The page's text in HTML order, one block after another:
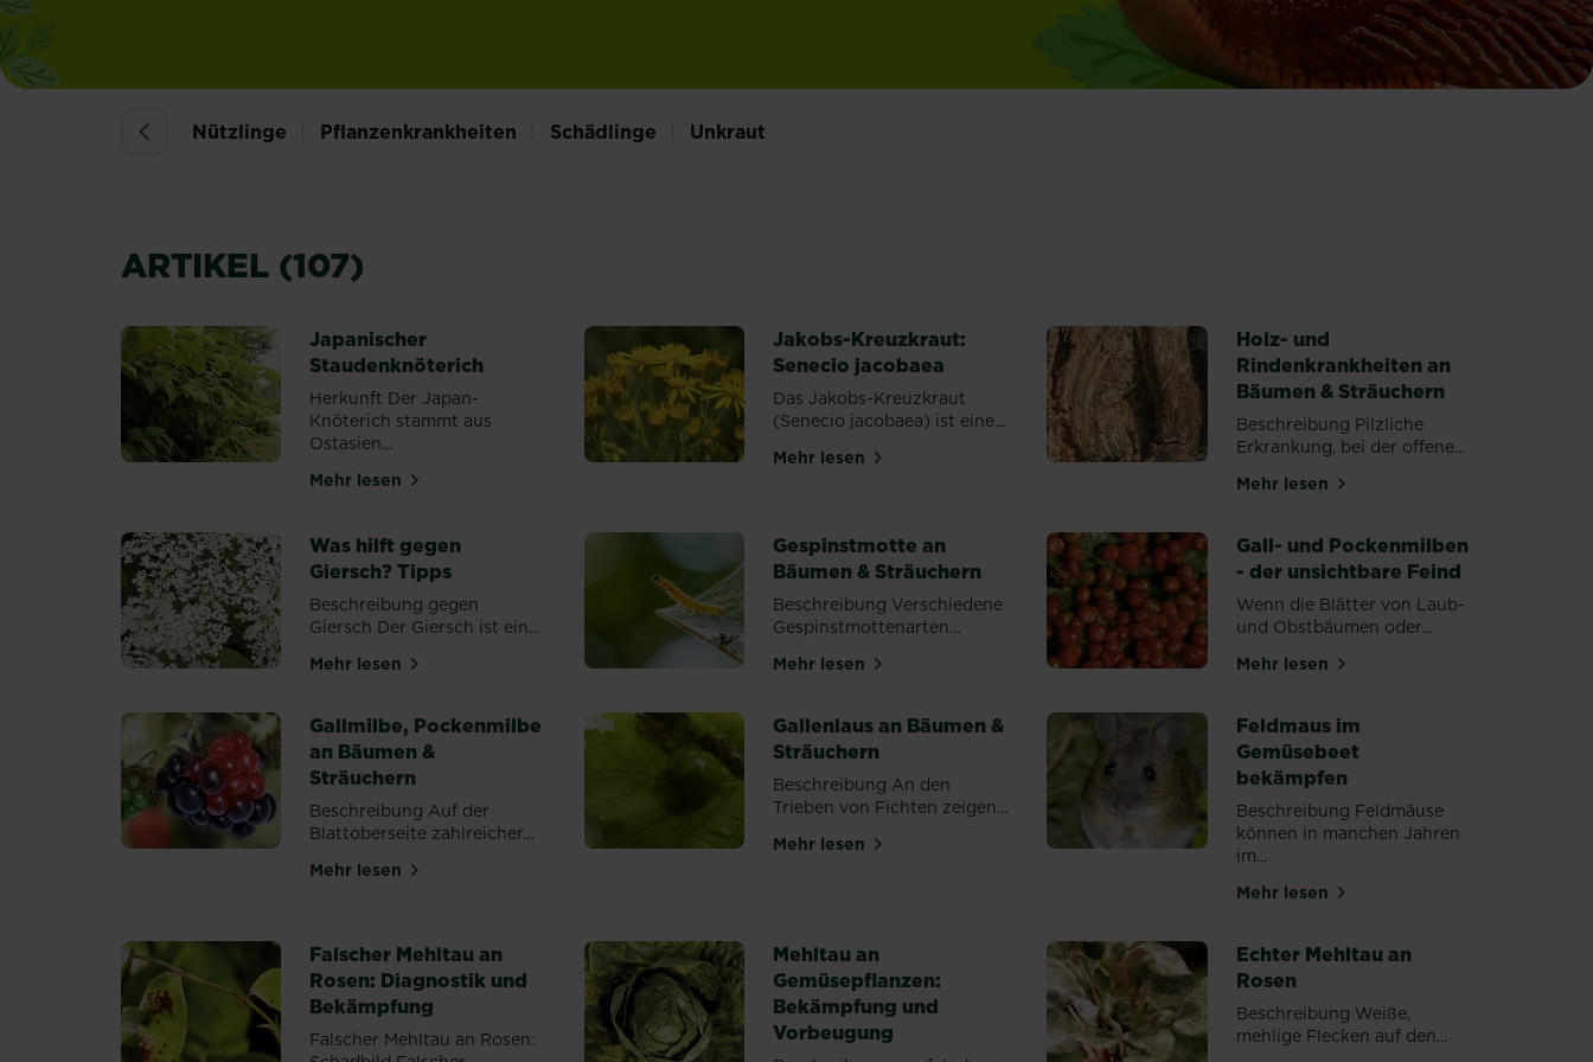
Nützlinge Pflanzenkrankheiten Schädlinge Unkraut
ARTIKEL (107)
Japanischer
Staudenknöterich
Herkunft Der Japan-
Knöterich stammt aus
Ostasien...
Mehr lesenüber Japanischer Staudenknöterich
Jakobs-Kreuzkraut:
Senecio jacobaea
Das Jakobs-Kreuzkraut
(Senecio jacobaea) ist eine...
Mehr lesenüber Jakobs-Kreuzkraut: Senecio jacobaea
Holz- und
Rindenkrankheiten an
Bäumen & Sträuchern
Beschreibung Pilzliche
Erkrankung, bei der offene...
Mehr lesenüber Holz- und Rindenkrankheiten
Was hilft gegen
Giersch? Tipps
Beschreibung gegen
Giersch Der Giersch ist ein...
Mehr lesenüber Was hilft gegen Giersch? Tipps
Gespinstmotte an
Bäumen & Sträuchern
Beschreibung Verschiedene
Gespinstmottenarten...
Mehr lesenüber Gespinstmotte an Bäumen & Sträuchern
Gall- und Pockenmilben
- der unsichtbare Feind
Wenn die Blätter von Laub-
und Obstbäumen oder...
Mehr lesenüber Gall- und Pockenmilben - der
Gallmilbe, Pockenmilbe
an Bäumen &
Sträuchern
Beschreibung Auf der
Blattoberseite zahlreicher...
Mehr lesenüber Gallmilbe, Pockenmilbe an Bäumen & Sträuchern
Gallenlaus an Bäumen &
Sträuchern
Beschreibung An den
Trieben von Fichten zeigen...
Mehr lesenüber Gallenlaus an Bäumen & Sträuchern
Feldmaus im
Gemüsebeet
bekämpfen
Beschreibung Feldmäuse
können in manchen Jahren
im...
Mehr lesenüber Feldmaus im Gemüsebeet
Falscher Mehltau an
Rosen: Diagnostik und
Bekämpfung
Falscher Mehltau an Rosen:
Mehltau an
Gemüsepflanzen:
Bekämpfung und
Vorbeugung
Echter Mehltau an
Rosen
Beschreibung Weiße,
mehlige Flecken auf den...